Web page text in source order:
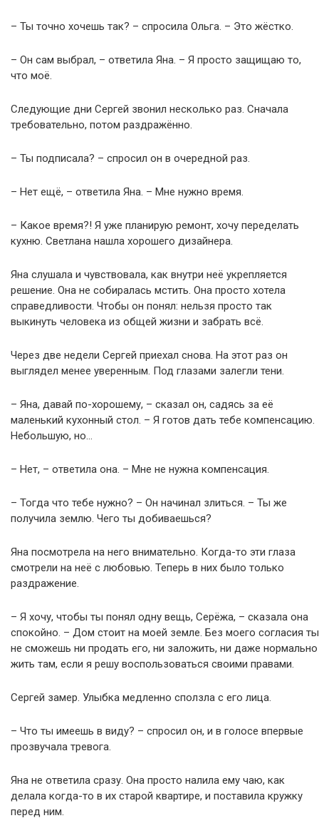
– Ты точно хочешь так? – спросила Ольга. – Это жёстко.
– Он сам выбрал, – ответила Яна. – Я просто защищаю то,
что моё.
Следующие дни Сергей звонил несколько раз. Сначала
требовательно, потом раздражённо.
– Ты подписала? – спросил он в очередной раз.
– Нет ещё, – ответила Яна. – Мне нужно время.
– Какое время?! Я уже планирую ремонт, хочу переделать
кухню. Светлана нашла хорошего дизайнера.
Яна слушала и чувствовала, как внутри неё укрепляется
решение. Она не собиралась мстить. Она просто хотела
справедливости. Чтобы он понял: нельзя просто так
выкинуть человека из общей жизни и забрать всё.
Через две недели Сергей приехал снова. На этот раз он
выглядел менее уверенным. Под глазами залегли тени.
– Яна, давай по-хорошему, – сказал он, садясь за её
маленький кухонный стол. – Я готов дать тебе компенсацию.
Небольшую, но…
– Нет, – ответила она. – Мне не нужна компенсация.
– Тогда что тебе нужно? – Он начинал злиться. – Ты же
получила землю. Чего ты добиваешься?
Яна посмотрела на него внимательно. Когда-то эти глаза
смотрели на неё с любовью. Теперь в них было только
раздражение.
– Я хочу, чтобы ты понял одну вещь, Серёжа, – сказала она
спокойно. – Дом стоит на моей земле. Без моего согласия ты
не сможешь ни продать его, ни заложить, ни даже нормально
жить там, если я решу воспользоваться своими правами.
Сергей замер. Улыбка медленно сползла с его лица.
– Что ты имеешь в виду? – спросил он, и в голосе впервые
прозвучала тревога.
Яна не ответила сразу. Она просто налила ему чаю, как
делала когда-то в их старой квартире, и поставила кружку
перед ним.